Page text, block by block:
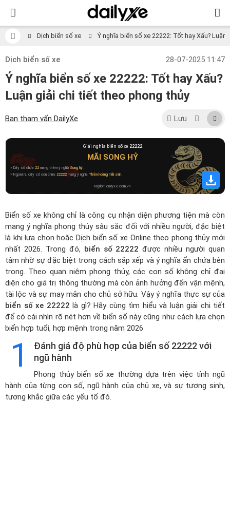
Dịch biển số xe Ý nghĩa biển số xe 22222: Tốt hay Xấu?
Dịch biển số xe 28-07-2025 11:47
Ý nghĩa biển số xe 22222: Tốt hay Xấu?
Luận giải chi tiết theo phong thủy
Ban tham vấn DailyXe Lưu
Giải nghĩa biển số xe 22222
MÃI SONG HỶ
» Dãy số chứa 22 mang thêm ý nghĩaSong hỷ.
» Ngoài ra, dãy số còn chứa 22222 mang ý nghĩa Thiên hoàng mãi sinh.
Nguồn: dailyxe.com.vn
Biển số xe không chỉ là công cụ nhận diện phương tiện mà còn
mang ý nghĩa phong thủy sâu sắc đối với nhiều người, đặc biệt
là khi lựa chọn hoặcDịch biển số xe Online theo phong thủy mới
nhất 2026. Trong đó, biển số 22222 được nhiều người quan
tâm nhờ sự đặc biệt trong cách sắp xếp và ý nghĩa ẩn chứa bên
trong. Theo quan niệm phong thủy, các con số không chỉ đại
diện cho giá trị thông thường mà còn ảnh hưởng đến vận mệnh,
tài lộc và sự may mắn cho chủ sở hữu. Vậy ý nghĩa thực sự của
biển số xe 22222 là gì? Hãy cùng tìm hiểu và luận giải chi tiết
để có cái nhìn rõ nét hơn về biển số này cũng như cách lựa chọn
biển hợp tuổi, hợp mệnh trong năm 2026
1
Đánh giá độ phù hợp của biển số 22222 với
ngũ hành
Phong thủy biển số xe thường dựa trên việc tính ngũ
hành của từng con số, ngũ hành của chủ xe, và sự tương sinh,
tương khắc giữa các yếu tố đó.